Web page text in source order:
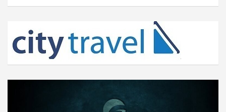
h